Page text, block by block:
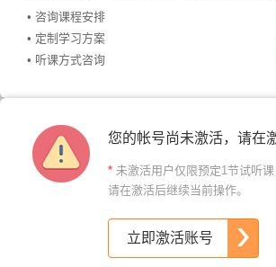
• 咨询课程安排
• 定制学习方案
• 听课方式咨询
您的帐号尚未激活，请在
* 未激活用户仅限预定1节试听课
请在激活后继续当前操作。
立即激活账号